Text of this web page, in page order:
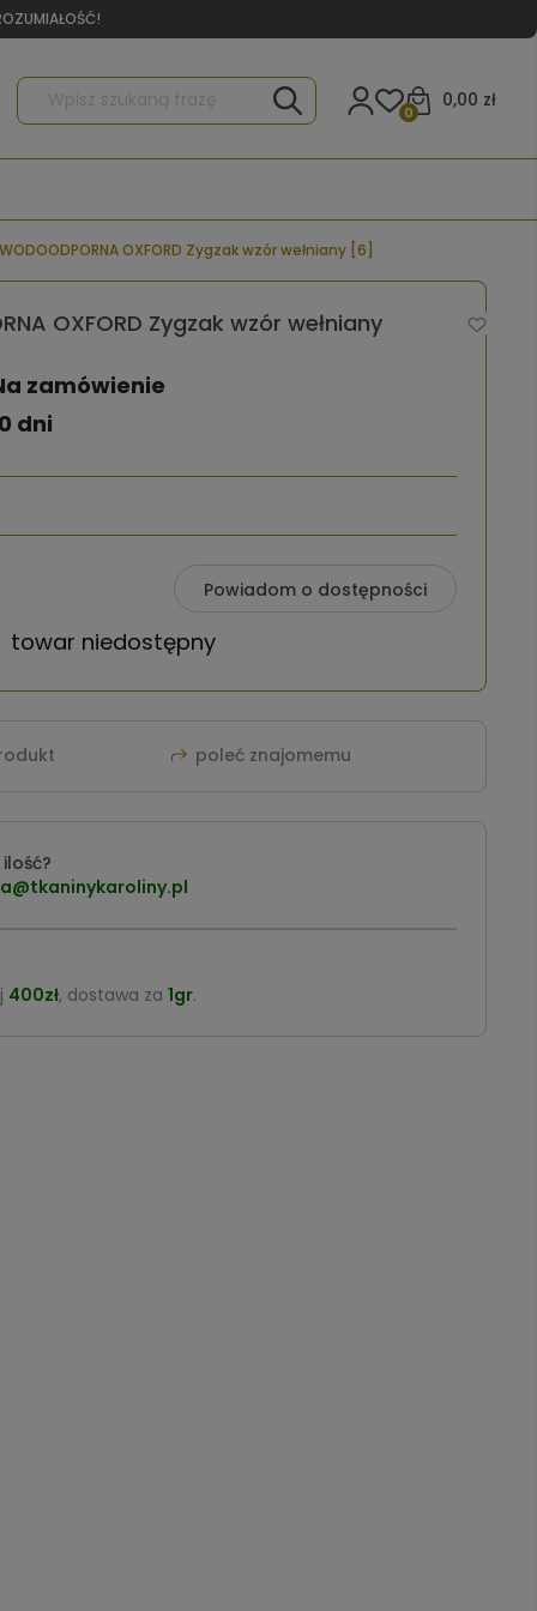
0,00 zł
0
OXFORD Zygzak wzór wełniany [6]
OXFORD Zygzak wzór wełniany
zamówienie
dni
Powiadom o dostępności
towar niedostępny
poleć znajomemu
400zł, dostawa za 1gr.